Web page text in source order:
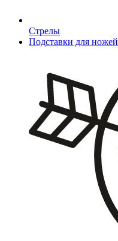
Стрелы
Подставки для ножей